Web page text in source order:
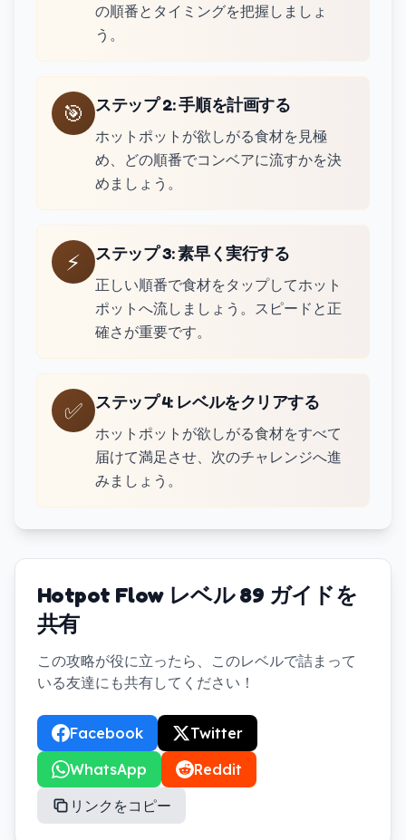
の順番とタイミングを把握しましょ
う。
🎯 ステップ 2:手順を計画する
ホットポットが欲しがる食材を見極
め、どの順番でコンベアに流すかを決
めましょう。
⚡ ステップ 3:素早く実行する
正しい順番で食材をタップしてホット
ポットへ流しましょう。スピードと正
確さが重要です。
✅ ステップ 4: レベルをクリアする
ホットポットが欲しがる食材をすべて
届けて満足させ、次のチャレンジへ進
みましょう。
Hotpot Flow レベル 89 ガイドを
共有
この攻略が役に立ったら、このレベルで詰まって
いる友達にも共有してください！
Facebook
Twitter
WhatsApp
Reddit
リンクをコピー